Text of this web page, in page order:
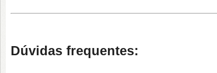
Dúvidas frequentes: